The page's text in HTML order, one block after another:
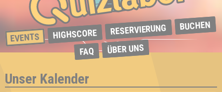
EVENTS HIGHSCORE RESERVIERUNG BUCHEN
FAQ ÜBER UNS
Unser Kalender